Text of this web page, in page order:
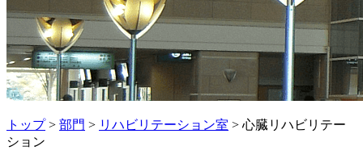
トップ> 部門 > リハビリテーション室 > 心臓リハビリテー
ション